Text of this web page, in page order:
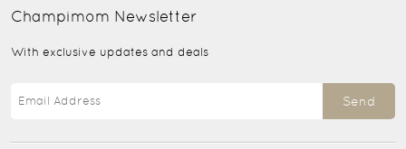
Champimom Newsletter
With exclusive updates and deals
Send